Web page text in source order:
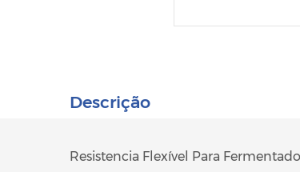
Descrição
Resistencia Flexível Para